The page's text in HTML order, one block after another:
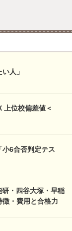
人」
上位校偏差値＜
6合否判定テス
研・四谷大塚・早稲
・費用と合格力